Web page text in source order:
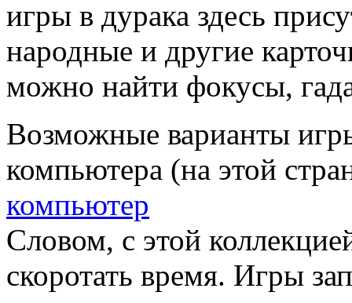
игры в дурака здесь
народные и другие
можно найти фокусы,
Возможные варианты
компьютера (на этой
компьютер
Словом, с этой
скоротать время. Игры